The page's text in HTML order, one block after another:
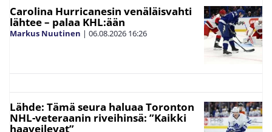
Carolina Hurricanesin venäläisvahti
lähtee – palaa KHL:ään
Markus Nuutinen | 06.08.2026 16:26
Lähde: Tämä seura haluaa Toronton
NHL-veteraanin riveihinsä: ”Kaikki
haaveilevat”